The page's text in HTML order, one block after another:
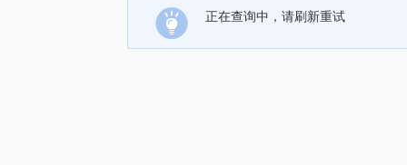
正在查询中，请刷新重试